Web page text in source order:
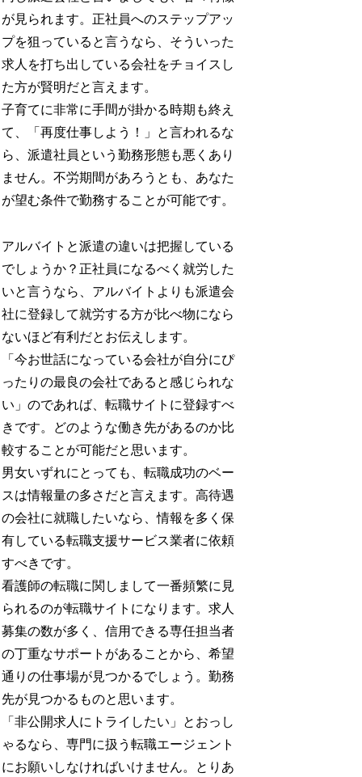
が見られます。正社員へのステップアッ
プを狙っていると言うなら、そういった
求人を打ち出している会社をチョイスし
た方が賢明だと言えます。
子育てに非常に手間が掛かる時期も終え
て、「再度仕事しよう！」と言われるな
ら、派遣社員という勤務形態も悪くあり
ません。不労期間があろうとも、あなた
が望む条件で勤務することが可能です。
アルバイトと派遣の違いは把握している
でしょうか？正社員になるべく就労した
いと言うなら、アルバイトよりも派遣会
社に登録して就労する方が比べ物になら
ないほど有利だとお伝えします。
「今お世話になっている会社が自分にぴ
ったりの最良の会社であると感じられな
い」のであれば、転職サイトに登録すべ
きです。どのような働き先があるのか比
較することが可能だと思います。
男女いずれにとっても、転職成功のベー
スは情報量の多さだと言えます。高待遇
の会社に就職したいなら、情報を多く保
有している転職支援サービス業者に依頼
すべきです。
看護師の転職に関しまして一番頻繁に見
られるのが転職サイトになります。求人
募集の数が多く、信用できる専任担当者
の丁重なサポートがあることから、希望
通りの仕事場が見つかるでしょう。勤務
先が見つかるものと思います。
「非公開求人にトライしたい」とおっし
ゃるなら、専門に扱う転職エージェント
にお願いしなければいけません。とりあ